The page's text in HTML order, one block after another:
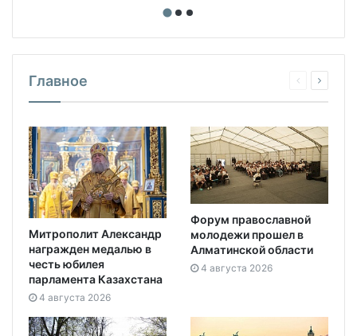
Главное
Митрополит Александр
награжден медалью в
честь юбилея
парламента Казахстана
4 августа 2026
Форум православной
молодежи прошел в
Алматинской области
4 августа 2026